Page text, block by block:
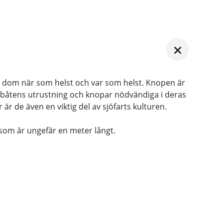
när som helst och var som helst. Knopen är
utrustning och knopar nödvändiga i deras
de även en viktig del av sjöfarts kulturen.
är ungefär en meter långt.